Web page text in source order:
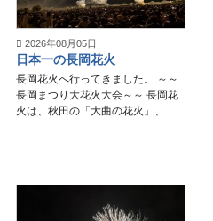
2026年08月05日
日本一の長岡花火
長岡花火へ行ってきました。 ～～
長岡まつり大花火大会～～ 長岡花
火は、秋田の「大曲の花火」、茨